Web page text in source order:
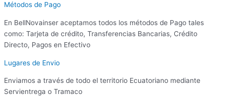
Métodos de Pago
En BellNovainser aceptamos todos los métodos de Pago tales
como: Tarjeta de crédito, Transferencias Bancarias, Crédito
Directo, Pagos en Efectivo
Lugares de Envio
Enviamos a través de todo el territorio Ecuatoriano mediante
Servientrega o Tramaco